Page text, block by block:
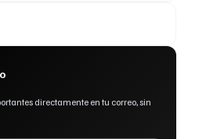
directamente en tu correo, sin